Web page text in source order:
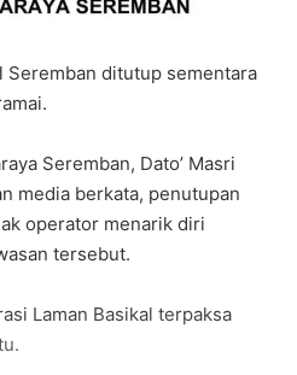
Seremban ditutup sementara
Seremban, Dato’ Masri
media berkata, penutupan
operator menarik diri
tersebut.
Laman Basikal terpaksa